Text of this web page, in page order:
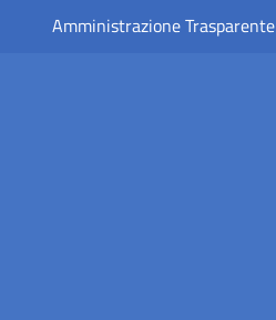
Amministrazione Trasparente